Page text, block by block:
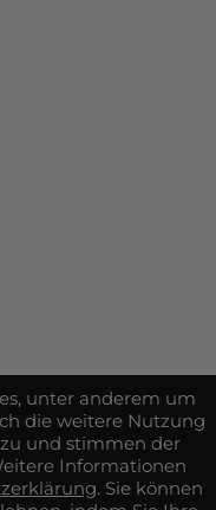
unter anderem um
die weitere Nutzung
und stimmen der
Informationen
. Sie können